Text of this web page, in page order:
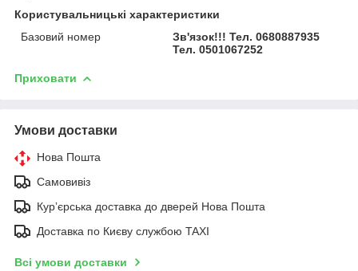
Користувальницькі характеристики
Базовий номер
Зв'язок!!! Тел. 0680887935
Тел. 0501067252
Приховати
Умови доставки
Нова Пошта
Самовивіз
Курʼєрська доставка до дверей Нова Пошта
Доставка по Києву службою TAXI
Всі умови доставки